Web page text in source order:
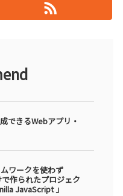
できるWebアプリ・
ワークを使わず
作られたプロジェク
JavaScript 」